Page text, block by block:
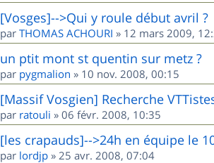
[Vosges]-->Qui y roule début avril ?
par THOMAS ACHOURI » 12 mars 2009,
un ptit mont st quentin sur metz ?
par pygmalion » 10 nov. 2008, 00:15
[Massif Vosgien] Recherche
par ratouli » 06 févr. 2008, 10:35
[les crapauds]-->24h en équipe le
par lordjp » 25 avr. 2008, 07:04